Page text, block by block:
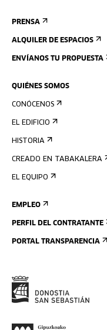
PRENSA
ALQUILER DE ESPACIOS
ENVÍANOS TU PROPUESTA
QUIÉNES SOMOS
CONÓCENOS
EL EDIFICIO
HISTORIA
CREADO EN TABAKALERA
EL EQUIPO
EMPLEO
PERFIL DEL CONTRATANTE
PORTAL TRANSPARENCIA